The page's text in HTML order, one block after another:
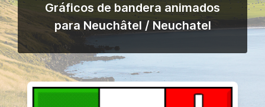
Gráficos de bandera animados
para Neuchâtel / Neuchatel